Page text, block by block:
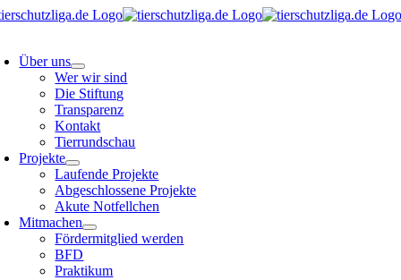
Skip
Über uns
Wer wir sind
Die Stiftung
Transparenz
Kontakt
Tierrundschau
Projekte
Laufende Projekte
Abgeschlossene Projekte
Akute Notfellchen
Mitmachen
Fördermitglied werden
BFD
Praktikum